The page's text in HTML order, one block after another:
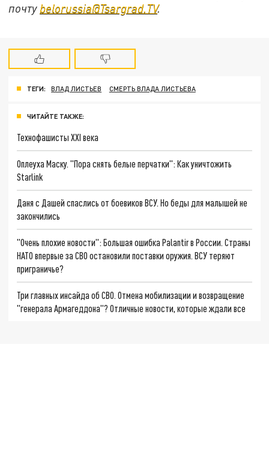
почту belorussia@Tsargrad.TV.
ТЕГИ: ВЛАД ЛИСТЬЕВ СМЕРТЬ ВЛАДА ЛИСТЬЕВА
ЧИТАЙТЕ ТАКЖЕ:
Технофашисты XXI века
Оплеуха Маску. "Пора снять белые перчатки": Как уничтожить
Starlink
Даня с Дашей спаслись от боевиков ВСУ. Но беды для малышей не
закончились
"Очень плохие новости": Большая ошибка Palantir в России. Страны
НАТО впервые за СВО остановили поставки оружия. ВСУ теряют
приграничье?
Три главных инсайда об СВО. Отмена мобилизации и возвращение
"генерала Армагеддона"? Отличные новости, которые ждали все